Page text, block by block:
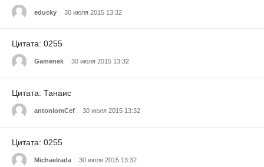
educky 30 июля 2015 13:32
Цитата: 0255
Gamenek 30 июля 2015 13:32
Цитата: Танаис
antonlomCef 30 июля 2015 13:32
Цитата: 0255
Michaelrada 30 июля 2015 13:32